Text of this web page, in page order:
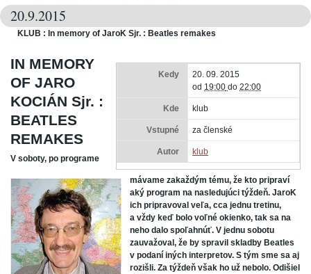
20.9.2015
KLUB : In memory of JaroK Sjr. : Beatles remakes
Kedy
20. 09. 2015
od 19:00 do 22:00
Kde klub
Vstupné za členské
Autor klub
IN MEMORY
OF JARO
KOCIÁN Sjr. :
BEATLES
REMAKES
V soboty, po programe
mávame zakaždým tému, že kto pripraví
aký program na nasledujúci týždeň. JaroK
ich pripravoval veľa, cca jednu tretinu,
a vždy keď bolo voľné okienko, tak sa na
neho dalo spoľahnúť. V jednu sobotu
zauvažoval, že by spravil skladby Beatles
v podaní iných interpretov. S tým sme sa aj
rozišli. Za týždeň však ho už nebolo. Odišiel